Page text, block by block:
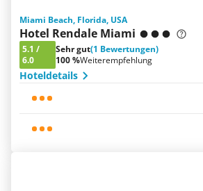
Miami Beach, Florida, USA
Hotel Rendale Miami
5.1 /
6.0
Sehr gut(1 Bewertungen)
100 %Weiterempfehlung
Hoteldetails